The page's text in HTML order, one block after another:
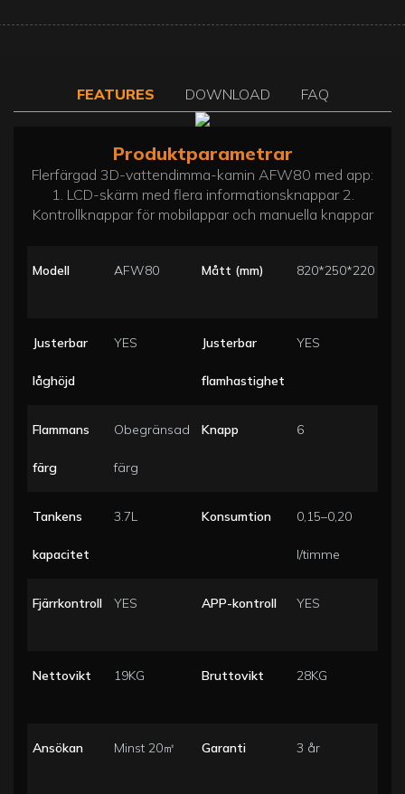
FEATURES DOWNLOAD FAQ
Produktparametrar
Flerfärgad 3D-vattendimma-kamin AFW80 med app:
1. LCD-skärm med flera informationsknappar 2.
Kontrollknappar för mobilappar och manuella knappar
Modell AFW80 Mått (mm) 820*250*220
Justerbar
låghöjd
YES Justerbar
flamhastighet
YES
Flammans
färg
Obegränsad
färg
Knapp 6
Tankens
kapacitet
3.7L Konsumtion 0,15–0,20
l/timme
Fjärrkontroll YES APP-kontroll YES
Nettovikt 19KG Bruttovikt 28KG
Ansökan Minst 20㎡ Garanti 3 år